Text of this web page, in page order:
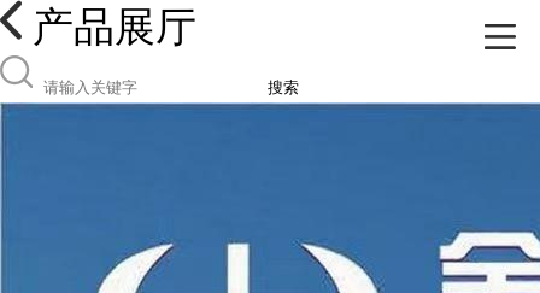
产品展厅
搜索